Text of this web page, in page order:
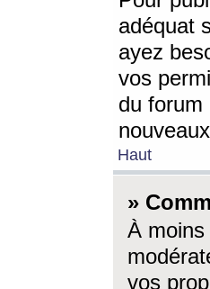
adéquat
ayez
vos
du forum
Haut
»
À moins
vos